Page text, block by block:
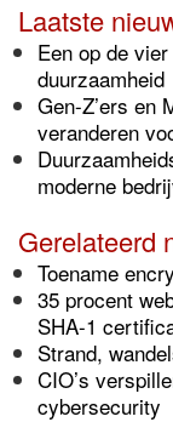
Laatste
Een op de
duurzaamheid
Gen-Z’ers en
veranderen
moderne
Gerelateerd
Toename
35 procent
SHA-1
Strand,
CIO’s
cybersecurity